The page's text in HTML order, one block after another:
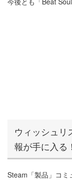
ウィッシュリ
報が手に入る！
Steam「製品」コミ